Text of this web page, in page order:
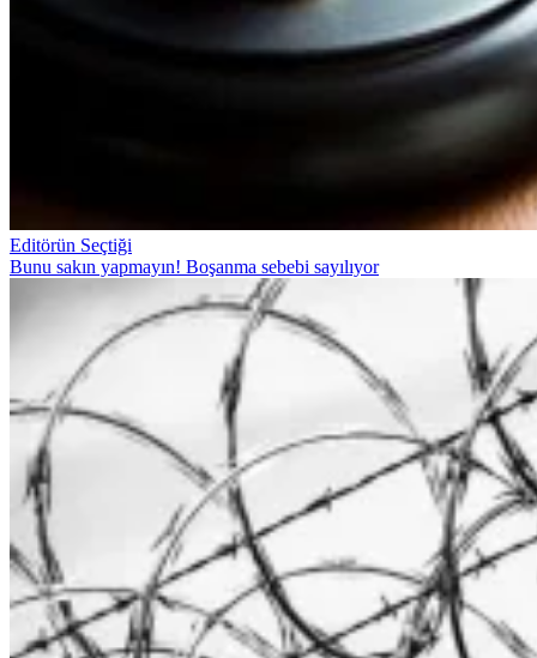
Editörün Seçtiği
Bunu sakın yapmayın! Boşanma sebebi sayılıyor